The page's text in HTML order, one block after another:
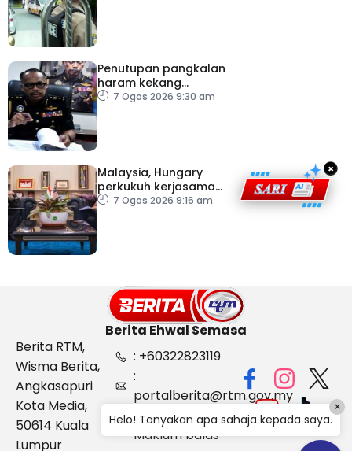
Penutupan pangkalan
haram kekang
penyeludupan di
7 Ogos 2026 9:30 am
Malaysia, Hungary
perkukuh kerjasama
sektor pertanian
7 Ogos 2026 9:16 am
×
Berita Ehwal Semasa
Berita RTM,
Wisma Berita,
Angkasapuri
Kota Media,
50614 Kuala
Lumpur
: +60322823119
:
portalberita@rtm.gov.my
: Aduan &
Maklum balas
Helo! Tanyakan apa sahaja kepada saya.
×